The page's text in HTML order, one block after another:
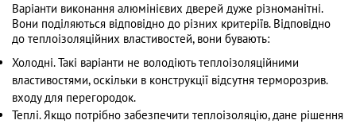
Варіанти виконання алюмінієвих дверей дуже різноманітні.
Вони поділяються відповідно до різних критеріїв. Відповідно
до теплоізоляційних властивостей, вони бувають:
Холодні. Такі варіанти не володіють теплоізоляційними
властивостями, оскільки в конструкції відсутня терморозрив.
входу для перегородок.
Теплі. Якщо потрібно забезпечити теплоізоляцію, дане рішення